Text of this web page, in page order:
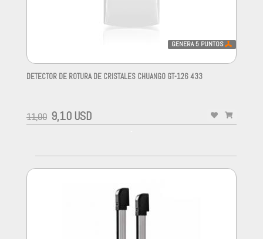
GENERA5 PUNTOS
DETECTOR DE ROTURA DE CRISTALES CHUANGO GT-126 433
11,00 9,10 USD